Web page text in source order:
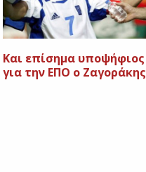
Και επίσημα υποψήφιος
για την ΕΠΟ ο Ζαγοράκης